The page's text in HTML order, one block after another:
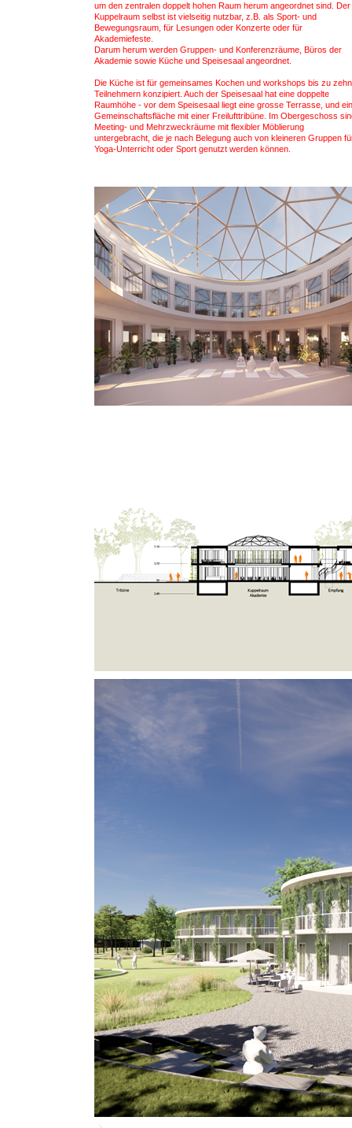
um den zentralen doppelt hohen Raum herum angeordnet sind. Der
Kuppelraum selbst ist vielseitig nutzbar, z.B. als Sport- und
Bewegungsraum, für Lesungen oder Konzerte oder für
Akademiefeste.
Darum herum werden Gruppen- und Konferenzräume, Büros der
Akademie sowie Küche und Speisesaal angeordnet.
Die Küche ist für gemeinsames Kochen und workshops bis zu zehn
Teilnehmern konzipiert. Auch der Speisesaal hat eine doppelte
Raumhöhe - vor dem Speisesaal liegt eine grosse Terrasse, und
Gemeinschaftsfläche mit einer Freilufttribüne. Im Obergeschoss
Meeting- und Mehrzweckräume mit flexibler Möblierung
untergebracht, die je nach Belegung auch von kleineren Gruppen
Yoga-Unterricht oder Sport genutzt werden können.